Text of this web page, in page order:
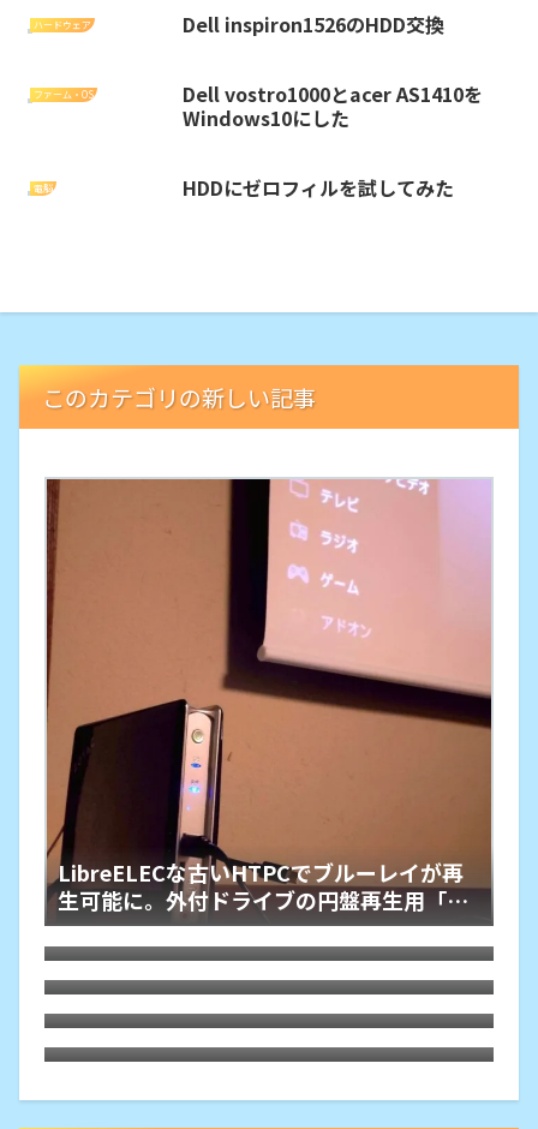
ハードウェア Dell inspiron1526のHDD交換
ファーム・OS
Dell vostro1000とacer AS1410を
Windows10にした
電脳 HDDにゼロフィルを試してみた
このカテゴリの新しい記事
LibreELECな古いHTPCでブルーレイが再
生可能に。外付ドライブの円盤再生用「艦
橋」という余生
枯れた自作PCにLubuntu 26.04をインスト
ール
HDMIオーディオ分離器でレガシー規格ホ
ームシアターが本領を発揮、その旋律に戦
慄
Debian 13 trixieをLXQtでASUS-X540YA
にインストールしてみた。懐かしくて軽快
Motorola Edge40にTPUスクリーンプロ
テクター